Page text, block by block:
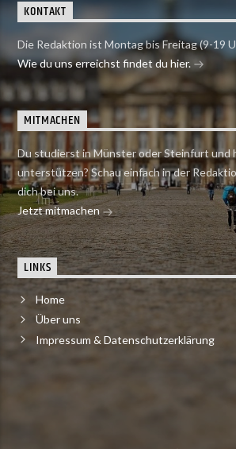
KONTAKT
Die Redaktion ist Montag bis Freitag (9-19
Wie du uns erreichst findet du hier.
MITMACHEN
Du studierst in Münster oder Steinfurt und
unterstützen? Schau einfach in der
dich bei uns.
Jetzt mitmachen
LINKS
Home
Über uns
Impressum & Datenschutzerklärung